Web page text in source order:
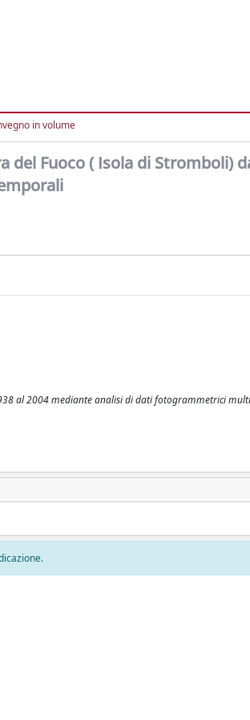
in volume
del Fuoco ( Isola di Stromboli)
al 2004 mediante analisi di dati fotogrammetrici